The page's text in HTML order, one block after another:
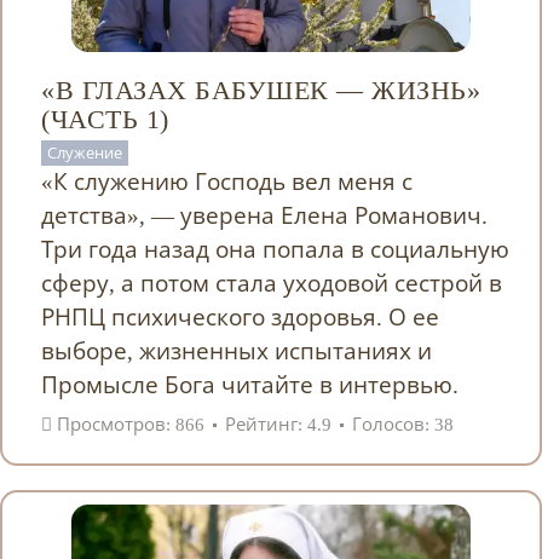
«В ГЛАЗАХ БАБУШЕК — ЖИЗНЬ»
(ЧАСТЬ 1)
Служение
«К служению Господь вел меня с
детства», — уверена Елена Романович.
Три года назад она попала в социальную
сферу, а потом стала уходовой сестрой в
РНПЦ психического здоровья. О ее
выборе, жизненных испытаниях и
Промысле Бога читайте в интервью.
Просмотров: 866 Рейтинг: 4.9 Голосов: 38